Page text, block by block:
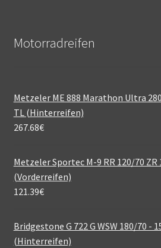
Motorradreifen
Metzeler ME 888 Marathon Ultra
TL (Hinterreifen)
267.68€
Metzeler Sportec M-9 RR 120/70 ZR
(Vorderreifen)
121.39€
Bridgestone G 722 G WSW 180/70 -
(Hinterreifen)